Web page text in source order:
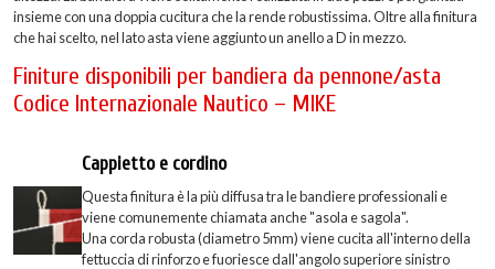
insieme con una doppia cucitura che la rende robustissima. Oltre alla finitura
che hai scelto, nel lato asta viene aggiunto un anello a D in mezzo.
Finiture disponibili per bandiera da pennone/asta
Codice Internazionale Nautico – MIKE
Cappietto e cordino
Questa finitura è la più diffusa tra le bandiere professionali e
viene comunemente chiamata anche "asola e sagola".
Una corda robusta (diametro 5mm) viene cucita all'interno della
fettuccia di rinforzo e fuoriesce dall'angolo superiore sinistro